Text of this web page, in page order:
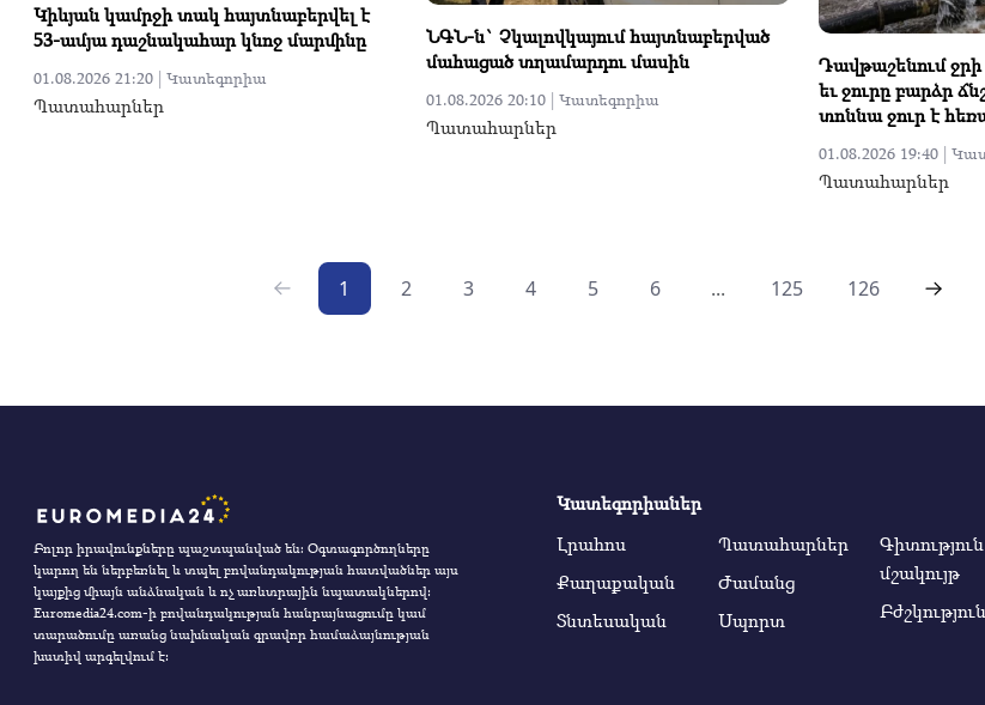
Կիևյան կամրջի տակ հայտնաբերվել է
53-ամյա դաշնակահար կնոջ մարմինը
01.08.2026 21:20 | Կատեգորիա
Պատահարներ
ՆԳՆ-ն` Չկալովկայում հայտնաբերված
մահացած տղամարդու մասին
01.08.2026 20:10 | Կատեգորիա
Պատահարներ
Դավթաշենում
եւ ջուրը բարձր
տոննա ջուր է
01.08.2026 19:40 |
Պատահարներ
1 2 3 4 5 6 ... 125 126
Բոլոր իրավունքները պաշտպանված են։ Օգտագործողները
կարող են ներբեռնել և տպել բովանդակության հատվածներ այս
կայքից միայն անձնական և ոչ առևտրային նպատակներով:
Euromedia24.com-ի բովանդակության հանրայնացումը կամ
տարածումը առանց նախնական գրավոր համաձայնության
խստիվ արգելվում է:
Կատեգորիաներ
Լրահոս
Քաղաքական
Տնտեսական
Պատահարներ
Ժամանց
Սպորտ
մշակույթ
Բժշկություն